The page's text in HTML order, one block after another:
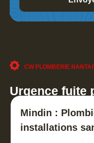
CW PLOMBERIE
Urgence fuite
Mindin :
installations